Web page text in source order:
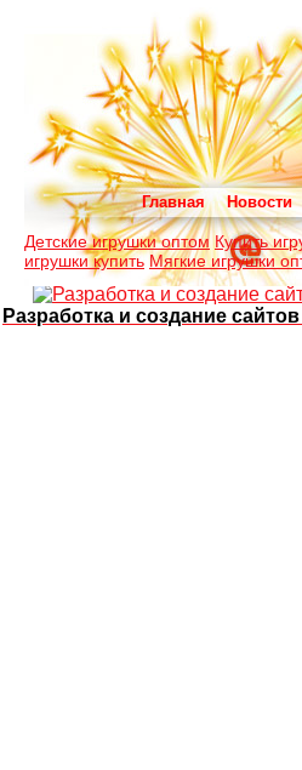
Главная Новости
Детские игрушки оптом Купить
игрушки купить Мягкие игрушки
Разработка и создание